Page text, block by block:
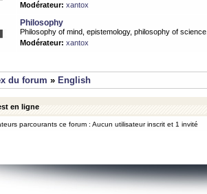
Modérateur: xantox
Philosophy
Philosophy of mind, epistemology, philosophy of science..
Modérateur: xantox
du forum » English
en ligne
parcourants ce forum : Aucun utilisateur inscrit et 1 invité